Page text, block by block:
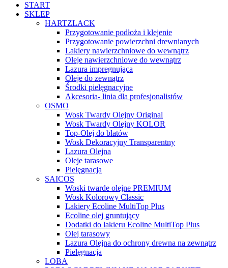
START
SKLEP
HARTZLACK
Przygotowanie podłoża i klejenie
Przygotowanie powierzchni drewnianych
Lakiery nawierzchniowe do wewnątrz
Oleje nawierzchniowe do wewnątrz
Lazura impregnująca
Oleje do zewnątrz
Środki pielęgnacyjne
Akcesoria- linia dla profesjonalistów
OSMO
Wosk Twardy Olejny Original
Wosk Twardy Olejny KOLOR
Top-Olej do blatów
Wosk Dekoracyjny Transparentny
Lazura Olejna
Oleje tarasowe
Pielęgnacja
SAICOS
Woski twarde olejne PREMIUM
Wosk Kolorowy Classic
Lakiery Ecoline MultiTop Plus
Ecoline olej gruntujący
Dodatki do lakieru Ecoline MultiTop Plus
Olej tarasowy
Lazura Olejna do ochrony drewna na zewnątrz
Pielęgnacja
LOBA